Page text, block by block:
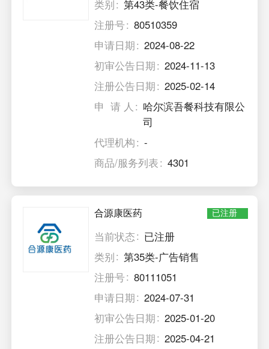
类别
第43类-餐饮住宿
注册号
80510359
申请日期
2024-08-22
初审公告日期
2024-11-13
注册公告日期
2025-02-14
申 请 人
哈尔滨吾餐科技有限公
司
代理机构
-
商品/服务列表
4301
合源康医药 已注册
当前状态
已注册
类别
第35类-广告销售
注册号
80111051
申请日期
2024-07-31
初审公告日期
2025-01-20
注册公告日期
2025-04-21